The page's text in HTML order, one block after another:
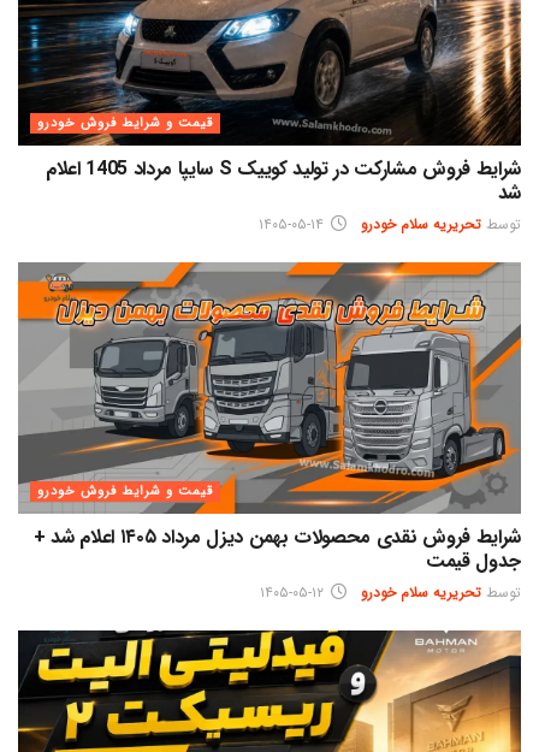
قیمت و شرایط فروش خودرو
شرایط فروش مشارکت در تولید کوییک S سایپا مرداد 1405 اعلام
شد
توسط تحریریه سلام خودرو
قیمت و شرایط فروش خودرو
شرایط فروش نقدی محصولات بهمن دیزل مرداد ۱۴۰۵ اعلام شد +
جدول قیمت
توسط تحریریه سلام خودرو